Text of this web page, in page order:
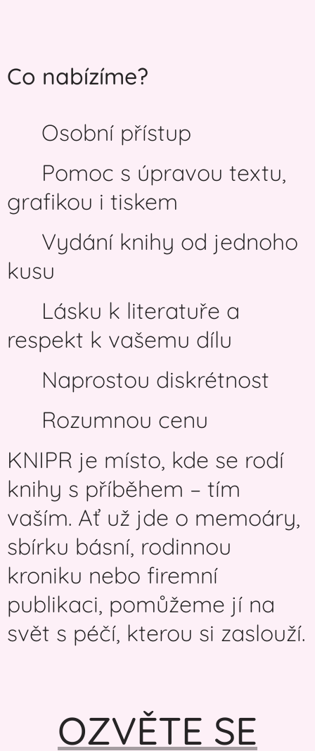
Co nabízíme?
✨ Osobní přístup
✨ Pomoc s úpravou textu,
grafikou i tiskem
✨ Vydání knihy od jednoho
kusu
✨ Lásku k literatuře a
respekt k vašemu dílu
✨ Naprostou diskrétnost
✨ Rozumnou cenu
KNIPR je místo, kde se rodí
knihy s příběhem – tím
vaším. Ať už jde o memoáry,
sbírku básní, rodinnou
kroniku nebo firemní
publikaci, pomůžeme jí na
svět s péčí, kterou si zaslouží.
OZVĚTE SE